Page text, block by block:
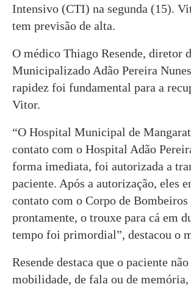
Intensivo (CTI) na segunda (15).
tem previsão de alta.
O médico Thiago Resende, diretor
Municipalizado Adão Pereira
rapidez foi fundamental para a
Vitor.
“O Hospital Municipal de
contato com o Hospital Adão
forma imediata, foi autorizada a
paciente. Após a autorização, eles
contato com o Corpo de Bombeiros
prontamente, o trouxe para cá em
tempo foi primordial”, destacou o
Resende destaca que o paciente
mobilidade, de fala ou de memória,